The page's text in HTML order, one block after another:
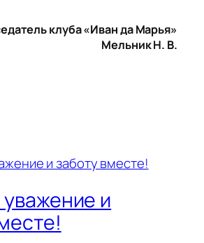
клуба «Иван да Марья»
Мельник Н. В.
и